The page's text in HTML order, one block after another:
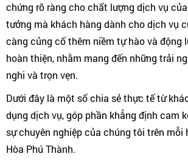
chứng rõ ràng cho chất lượng dịch vụ
tưởng mà khách hàng dành cho dịch vụ
càng củng cố thêm niềm tự hào và động
hoàn thiện, nhằm mang đến những trải
nghi và trọn vẹn.
Dưới đây là một số chia sẻ thực tế từ
dụng dịch vụ, góp phần khẳng định cam
sự chuyên nghiệp của chúng tôi trên mỗi
Hòa Phú Thành.